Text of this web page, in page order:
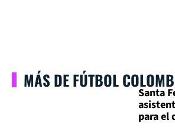
MÁS DE FÚTBOL
Santa
para el